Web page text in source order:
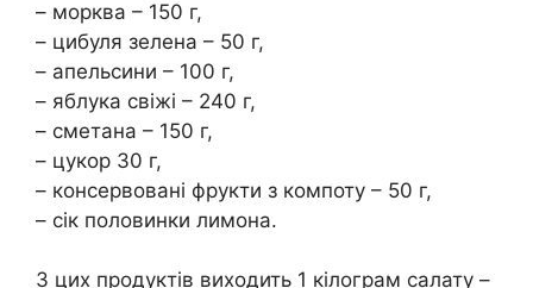
– морква – 150 г,
– цибуля зелена – 50 г,
– апельсини – 100 г,
– яблука свіжі – 240 г,
– сметана – 150 г,
– цукор 30 г,
– консервовані фрукти з компоту – 50 г,
– сік половинки лимона.
З цих продуктів виходить 1 кілограм салату –